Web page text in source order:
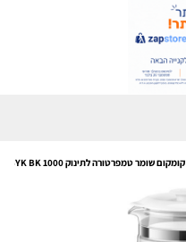
קומקום שומר טמפרטורה לתינוק BABYK BK 1000 יבואן רשמי